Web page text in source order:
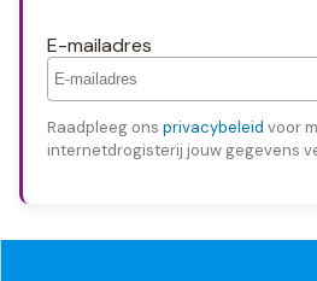
E-mailadres
Raadpleeg ons privacybeleid voor
internetdrogisterij jouw gegevens